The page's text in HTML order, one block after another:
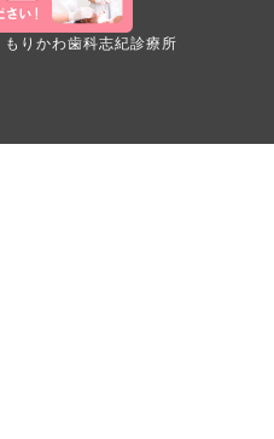
りかわ歯科志紀診療所